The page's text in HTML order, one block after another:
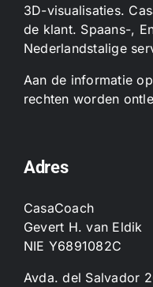
3D-visualisaties.
de klant. Spaans-,
Nederlandstalige
Aan de informatie
rechten worden
Adres
CasaCoach
Gevert H. van Eldik
NIE Y6891082C
Avda. del Salvador